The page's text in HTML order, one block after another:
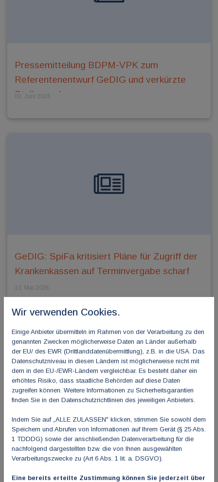
Pressemitteilung BDPM-VPK zum
Referentenentwurf GeDIG und verkürzte
Stellungnahme
03. Juni 2026
GeDIG: SpiFa kritisiert Pläne für Zugriff der
Krankenkassen auf Terminvergabe scharf
13. Mai 2026
Deutschlands e.V. (SpiFa) kritisiert im Referentenentwurf zum
Wir verwenden Cookies.
Einige Anbieter übermitteln im Rahmen von der Verarbeitung zu den
genannten Zwecken möglicherweise Daten an Länder außerhalb
der EU/ des EWR (Drittlanddatenübermittlung), z.B. in die USA. Das
Datenschutzniveau in diesen Ländern ist möglicherweise nicht mit
dem in den EU-/EWR-Ländern vergleichbar. Es besteht daher ein
erhöhtes Risiko, dass staatliche Behörden auf diese Daten
zugreifen können. Weitere Informationen zu Sicherheitsgarantien
finden Sie in den Datenschutzrichtlinien des jeweiligen Anbieters.
Indem Sie auf „ALLE ZULASSEN" klicken, stimmen Sie sowohl dem
Speichern und Abrufen von Informationen auf Ihrem Gerät (§ 25 Abs.
1 TDDDG) sowie der anschließenden Datenverarbeitung für die
nachfolgend dargestellten bzw. die von Ihnen ausgewählten
Verarbeitungszwecke zu (Art 6 Abs. 1 lit. a. DSGVO).
Eine bereits erteilte Zustimmung können Sie jederzeit über